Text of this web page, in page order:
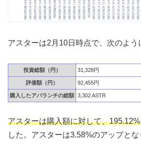
アスターは2月10日時点で、次のよう
投資総額（円） 31,328円
評価額（円） 92,455円
購入したアバランチの総額 3,302 ASTR
アスターは購入額に対して、
した。アスターは3.58%のアップとな